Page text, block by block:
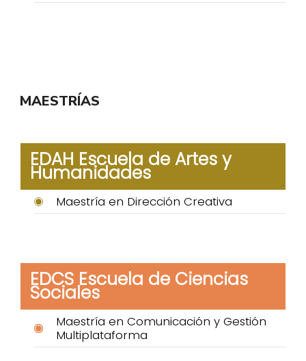
MAESTRÍAS
EDAH Escuela de Artes y
Humanidades
Maestría en Dirección Creativa
EDCS Escuela de Ciencias
Sociales
Maestría en Comunicación y Gestión
Multiplataforma